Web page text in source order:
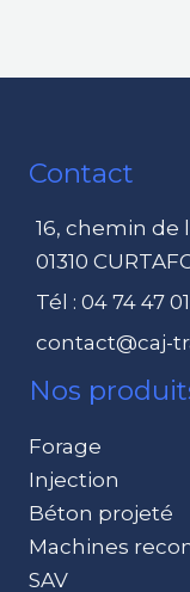
Contact
16, chemin de
01310
Tél : 04 74 47
contact@caj-
Nos
Forage
Injection
Béton projeté
Machines
SAV